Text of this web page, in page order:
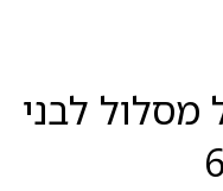
מסלול לבני